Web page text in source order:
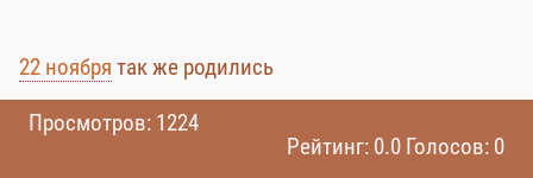
22 ноября так же родились
Просмотров: 1224
Рейтинг: 0.0 Голосов: 0